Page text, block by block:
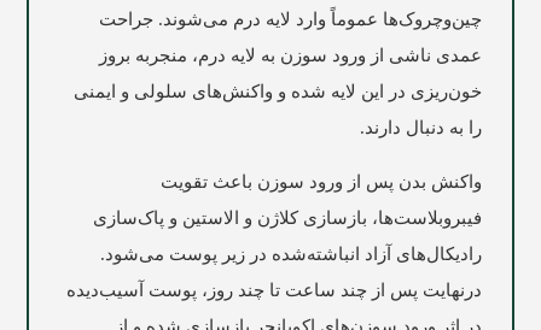
چین‌وچروک‌ها عموماً وارد لایه درم می‌شوند. جراحت
عمدی ناشی از ورود سوزن به لایه درم، منجربه بروز
خون‌ریزی در این لایه شده و واکنش‌های سلولی و ایمنی
را به دنبال دارند.
واکنش بدن پس از ورود سوزن باعث تقویت
فیبروبلاست‌ها، بازسازی کلاژن و الاستین و پاک‌سازی
رادیکال‌های آزاد انباشته‌شده در زیر پوست می‌شود.
درنهایت پس از چند ساعت تا چند روز، پوست آسیب‌دیده